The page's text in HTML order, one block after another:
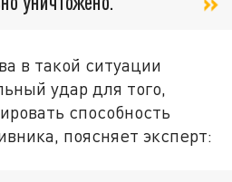
в такой ситуации
удар для того,
способность
поясняет эксперт: